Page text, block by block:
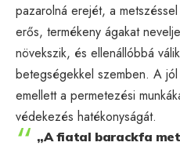
pazarolná erejét, a
erős, termékeny ágakat
növekszik, és ellenállóbbá
betegségekkel szemben. A
emellett a permetezési
védekezés hatékonyságát.
„A fiatal barackfa